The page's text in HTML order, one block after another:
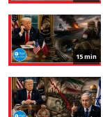
15 min